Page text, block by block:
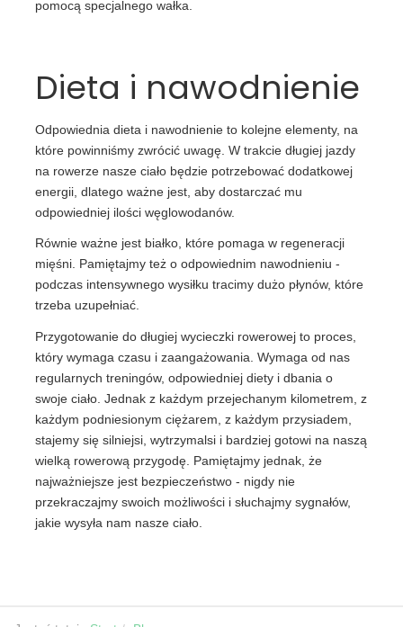
pomocą specjalnego wałka.
Dieta i nawodnienie
Odpowiednia dieta i nawodnienie to kolejne elementy, na
które powinniśmy zwrócić uwagę. W trakcie długiej jazdy
na rowerze nasze ciało będzie potrzebować dodatkowej
energii, dlatego ważne jest, aby dostarczać mu
odpowiedniej ilości węglowodanów.
Równie ważne jest białko, które pomaga w regeneracji
mięśni. Pamiętajmy też o odpowiednim nawodnieniu -
podczas intensywnego wysiłku tracimy dużo płynów, które
trzeba uzupełniać.
Przygotowanie do długiej wycieczki rowerowej to proces,
który wymaga czasu i zaangażowania. Wymaga od nas
regularnych treningów, odpowiedniej diety i dbania o
swoje ciało. Jednak z każdym przejechanym kilometrem, z
każdym podniesionym ciężarem, z każdym przysiadem,
stajemy się silniejsi, wytrzymalsi i bardziej gotowi na naszą
wielką rowerową przygodę. Pamiętajmy jednak, że
najważniejsze jest bezpieczeństwo - nigdy nie
przekraczajmy swoich możliwości i słuchajmy sygnałów,
jakie wysyła nam nasze ciało.